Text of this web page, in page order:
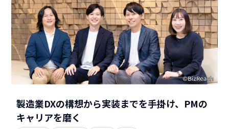
製造業DXの構想から実装までを手掛け、PMの
キャリアを磨く